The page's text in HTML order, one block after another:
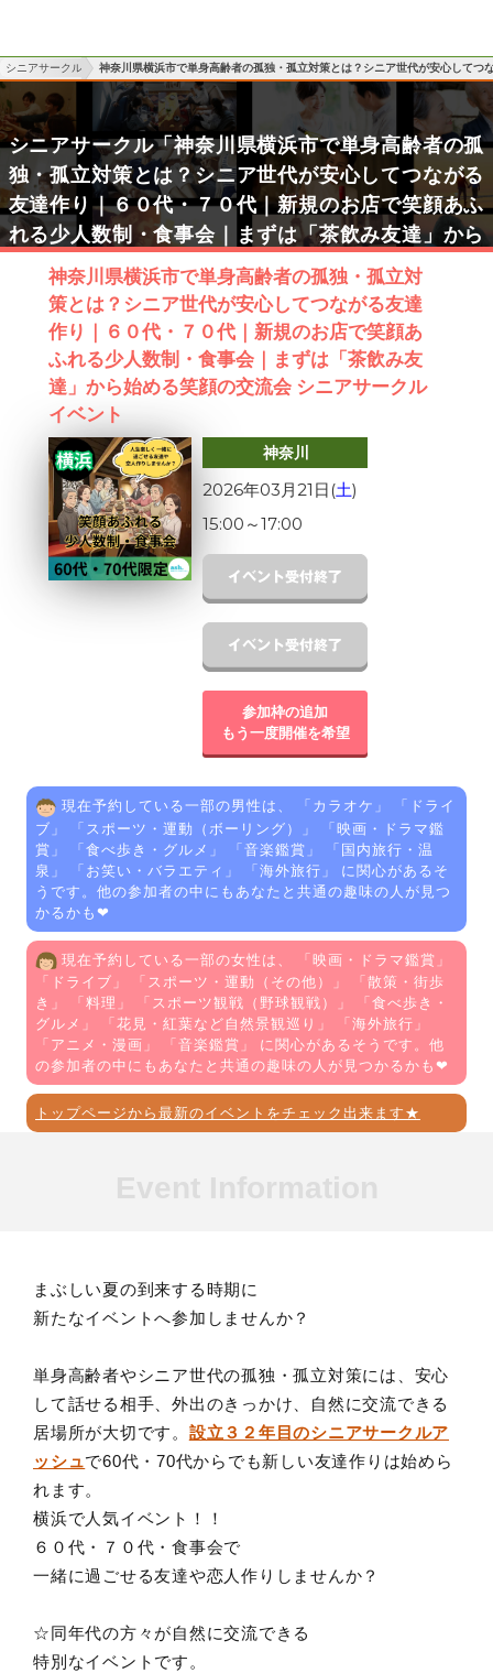
シニアサークル 神奈川県横浜市で単身高齢者の孤独・孤立対策とは？シニア世代が安心して
シニアサークル「神奈川県横浜市で単身高齢者の孤
独・孤立対策とは？シニア世代が安心してつながる
友達作り｜６０代・７０代｜新規のお店で笑顔あふ
れる少人数制・食事会｜まずは「茶飲み友達」から
始める笑顔の交流会」シニアサークルイベント詳細
神奈川県横浜市で単身高齢者の孤独・孤立対
策とは？シニア世代が安心してつながる友達
作り｜６０代・７０代｜新規のお店で笑顔あ
ふれる少人数制・食事会｜まずは「茶飲み友
達」から始める笑顔の交流会 シニアサークル
イベント
神奈川
2026年03月21日(土)
15:00 ～17:00
参加枠の追加
もう一度開催を希望
現在予約している一部の男性は、 「 カラオケ 」 「 ドライ
ブ 」 「 スポーツ・運動（ボーリング） 」 「映画・ドラマ鑑
賞 」 「食べ歩き・グルメ 」 「音楽鑑賞 」 「国内旅行・温
泉 」 「お笑い・バラエティ 」 「海外旅行 」 に関心があるそ
うです。他の参加者の中にもあなたと共通の趣味の人が見つ
かるかも❤
現在予約している一部の女性は、 「映画・ドラマ鑑賞 」
「 ドライブ 」 「 スポーツ・運動（その他） 」 「散策・街歩
き 」 「料理 」 「 スポーツ観戦（野球観戦） 」 「食べ歩き・
グルメ 」 「花見・紅葉など自然景観巡り 」 「海外旅行 」
「アニメ・漫画 」 「音楽鑑賞 」 に関心があるそうです。他
の参加者の中にもあなたと共通の趣味の人が見つかるかも❤
トップページから最新のイベントをチェック出来ます★
まぶしい夏の到来する時期に
新たなイベントへ参加しませんか？
単身高齢者やシニア世代の孤独・孤立対策には、安心
して話せる相手、外出のきっかけ、自然に交流できる
居場所が大切です。 設立３２年目のシニアサークルア
ッシュで60代・70代からでも新しい友達作りは始めら
れます。
横浜で人気イベント！！
６０代・７０代・食事会で
一緒に過ごせる友達や恋人作りしませんか？
☆同年代の方々が自然に交流できる
特別なイベントです。